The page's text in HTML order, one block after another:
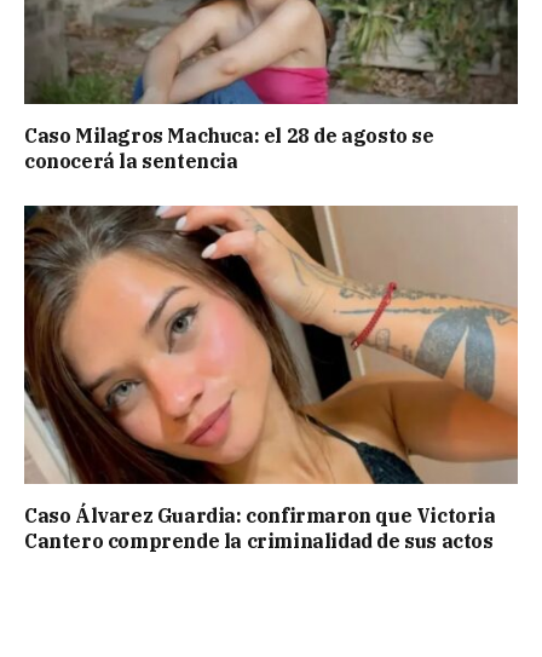
Caso Milagros Machuca: el 28 de agosto se
conocerá la sentencia
Caso Álvarez Guardia: confirmaron que Victoria
Cantero comprende la criminalidad de sus actos